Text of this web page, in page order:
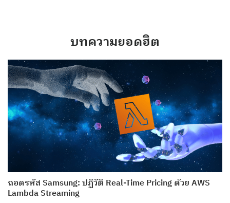
บทความยอดฮิต
ถอดรหัส Samsung: ปฏิวัติ Real-Time Pricing ด้วย AWS
Lambda Streaming